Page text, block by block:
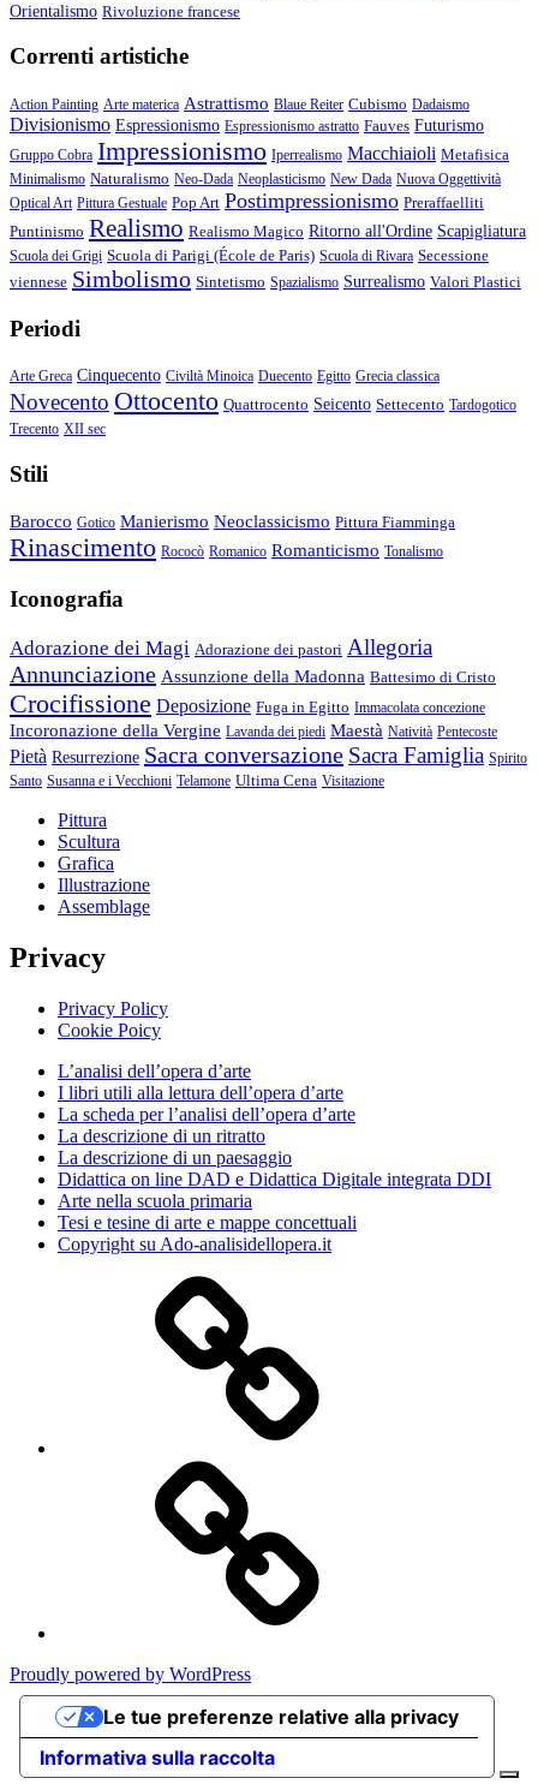
Orientalismo Rivoluzione francese
Correnti artistiche
Action Painting Arte materica Astrattismo Blaue Reiter Cubismo Dadaismo
Divisionismo Espressionismo Espressionismo astratto Fauves Futurismo
Gruppo Cobra Impressionismo Iperrealismo Macchiaioli Metafisica
Minimalismo Naturalismo Neo-Dada Neoplasticismo New Dada Nuova Oggettività
Optical Art Pittura Gestuale Pop Art Postimpressionismo Preraffaelliti
Puntinismo Realismo Realismo Magico Ritorno all'Ordine Scapigliatura
Scuola dei Grigi Scuola di Parigi (École de Paris) Scuola di Rivara Secessione
viennese Simbolismo Sintetismo Spazialismo Surrealismo Valori Plastici
Periodi
Arte Greca Cinquecento Civiltà Minoica Duecento Egitto Grecia classica
Novecento Ottocento Quattrocento Seicento Settecento Tardogotico
Trecento XII sec
Stili
Barocco Gotico Manierismo Neoclassicismo Pittura Fiamminga
Rinascimento Rococò Romanico Romanticismo Tonalismo
Iconografia
Adorazione dei Magi Adorazione dei pastori Allegoria
Annunciazione Assunzione della Madonna Battesimo di Cristo
Crocifissione Deposizione Fuga in Egitto Immacolata concezione
Incoronazione della Vergine Lavanda dei piedi Maestà Natività Pentecoste
Pietà Resurrezione Sacra conversazione Sacra Famiglia Spirito
Santo Susanna e i Vecchioni Telamone Ultima Cena Visitazione
Pittura
Scultura
Grafica
Illustrazione
Assemblage
Privacy
Privacy Policy
Cookie Poicy
L’analisi dell’opera d’arte
I libri utili alla lettura dell’opera d’arte
La scheda per l’analisi dell’opera d’arte
La descrizione di un ritratto
La descrizione di un paesaggio
Didattica on line DAD e Didattica Digitale integrata DDI
Arte nella scuola primaria
Tesi e tesine di arte e mappe concettuali
Copyright su Ado-analisidellopera.it
Proudly powered by WordPress
Informativa sulla raccolta
Le tue preferenze relative alla privacy